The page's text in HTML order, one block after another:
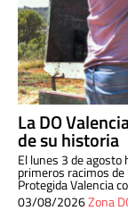
La DO
de su historia
El lunes 3 de agosto
primeros racimos
Protegida Valencia
03/08/2026Zona